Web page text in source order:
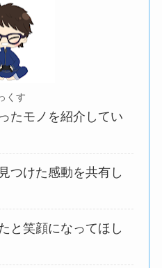
くす
たモノを紹介してい
つけた感動を共有し
と笑顔になってほし